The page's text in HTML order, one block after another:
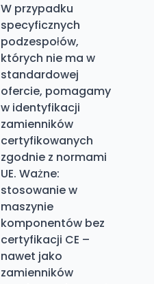
W przypadku
specyficznych
podzespołów,
których nie ma w
standardowej
ofercie, pomagamy
w identyfikacji
zamienników
certyfikowanych
zgodnie z normami
UE. Ważne:
stosowanie w
maszynie
komponentów bez
certyfikacji CE –
nawet jako
zamienników